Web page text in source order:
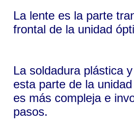
La lente es la parte
frontal de la unidad
La soldadura plástica
esta parte de la
es más compleja e
pasos.